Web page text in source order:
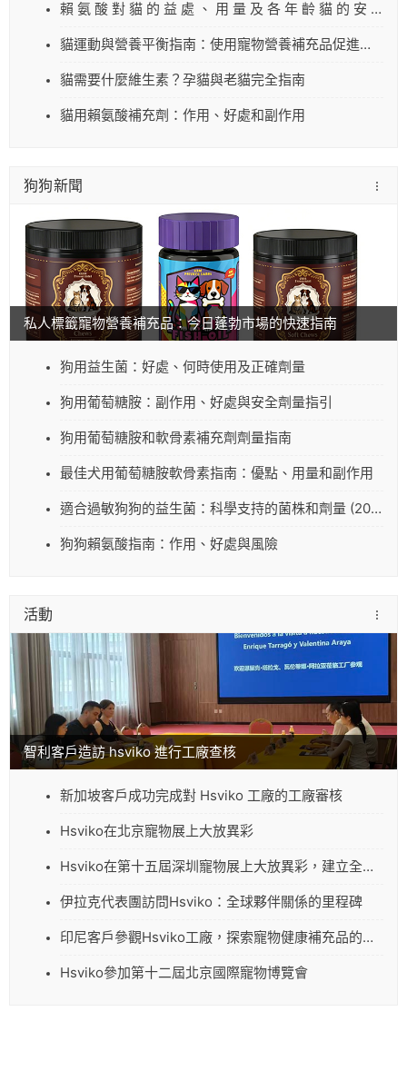
賴 氨 酸 對 貓 的 益 處 、 用 量 及 各 年 齡 貓 的 安 全 訣 竅
貓運動與營養平衡指南：使用寵物營養補充品促進貓兒健康
貓需要什麼維生素？孕貓與老貓完全指南
貓用賴氨酸補充劑：作用、好處和副作用
狗狗新聞
私人標籤寵物營養補充品：今日蓬勃市場的快速指南
狗用益生菌：好處、何時使用及正確劑量
狗用葡萄糖胺：副作用、好處與安全劑量指引
狗用葡萄糖胺和軟骨素補充劑劑量指南
最佳犬用葡萄糖胺軟骨素指南：優點、用量和副作用
適合過敏狗狗的益生菌：科學支持的菌株和劑量 (2025)
狗狗賴氨酸指南：作用、好處與風險
活動
智利客戶造訪 hsviko 進行工廠查核
新加坡客戶成功完成對 Hsviko 工廠的工廠審核
Hsviko在北京寵物展上大放異彩
Hsviko在第十五屆深圳寵物展上大放異彩，建立全球聯繫
伊拉克代表團訪問Hsviko：全球夥伴關係的里程碑
印尼客戶參觀Hsviko工廠，探索寵物健康補充品的新商機
Hsviko參加第十二屆北京國際寵物博覽會